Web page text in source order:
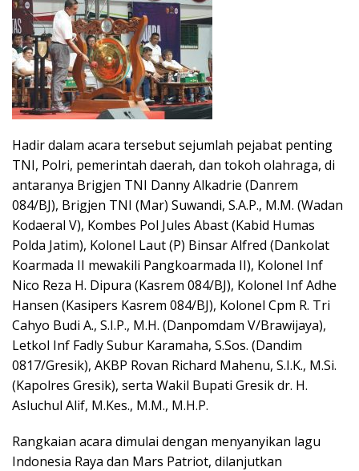
Hadir dalam acara tersebut sejumlah pejabat penting
TNI, Polri, pemerintah daerah, dan tokoh olahraga, di
antaranya Brigjen TNI Danny Alkadrie (Danrem
084/BJ), Brigjen TNI (Mar) Suwandi, S.A.P., M.M. (Wadan
Kodaeral V), Kombes Pol Jules Abast (Kabid Humas
Polda Jatim), Kolonel Laut (P) Binsar Alfred (Dankolat
Koarmada II mewakili Pangkoarmada II), Kolonel Inf
Nico Reza H. Dipura (Kasrem 084/BJ), Kolonel Inf Adhe
Hansen (Kasipers Kasrem 084/BJ), Kolonel Cpm R. Tri
Cahyo Budi A., S.I.P., M.H. (Danpomdam V/Brawijaya),
Letkol Inf Fadly Subur Karamaha, S.Sos. (Dandim
0817/Gresik), AKBP Rovan Richard Mahenu, S.I.K., M.Si.
(Kapolres Gresik), serta Wakil Bupati Gresik dr. H.
Asluchul Alif, M.Kes., M.M., M.H.P.
Rangkaian acara dimulai dengan menyanyikan lagu
Indonesia Raya dan Mars Patriot, dilanjutkan